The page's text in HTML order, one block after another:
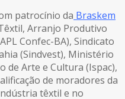
patrocínio da Braskem
Arranjo Produtivo
Confec-BA), Sindicato
(Sindvest), Ministério
de Arte e Cultura (Ispac),
de moradores da
têxtil e no